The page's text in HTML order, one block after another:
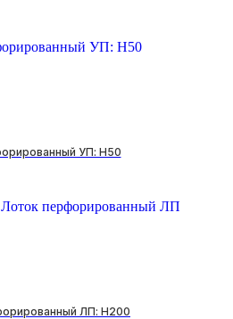
УП: H50
ЛП: H200